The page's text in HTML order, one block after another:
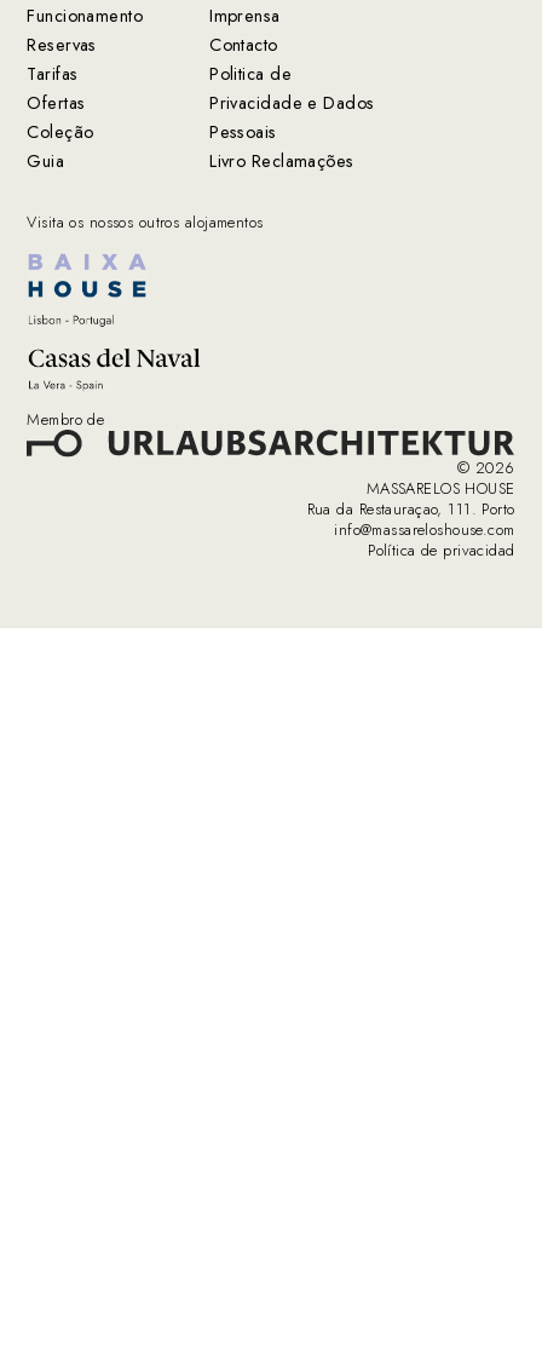
Funcionamento
Reservas
Tarifas
Ofertas
Coleção
Guia
Imprensa
Contacto
Politica de
Privacidade e Dados
Pessoais
Livro Reclamações
Visita os nossos outros alojamentos
Membro de
© 2026
MASSARELOS HOUSE
Rua da Restauraçao, 111. Porto
info@massareloshouse.com
Política de privacidad